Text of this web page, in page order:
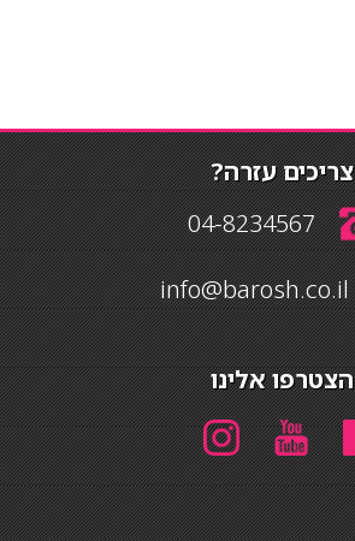
צריכים עזרה?
04-8234567
info@barosh.co.il
הצטרפו אלינו